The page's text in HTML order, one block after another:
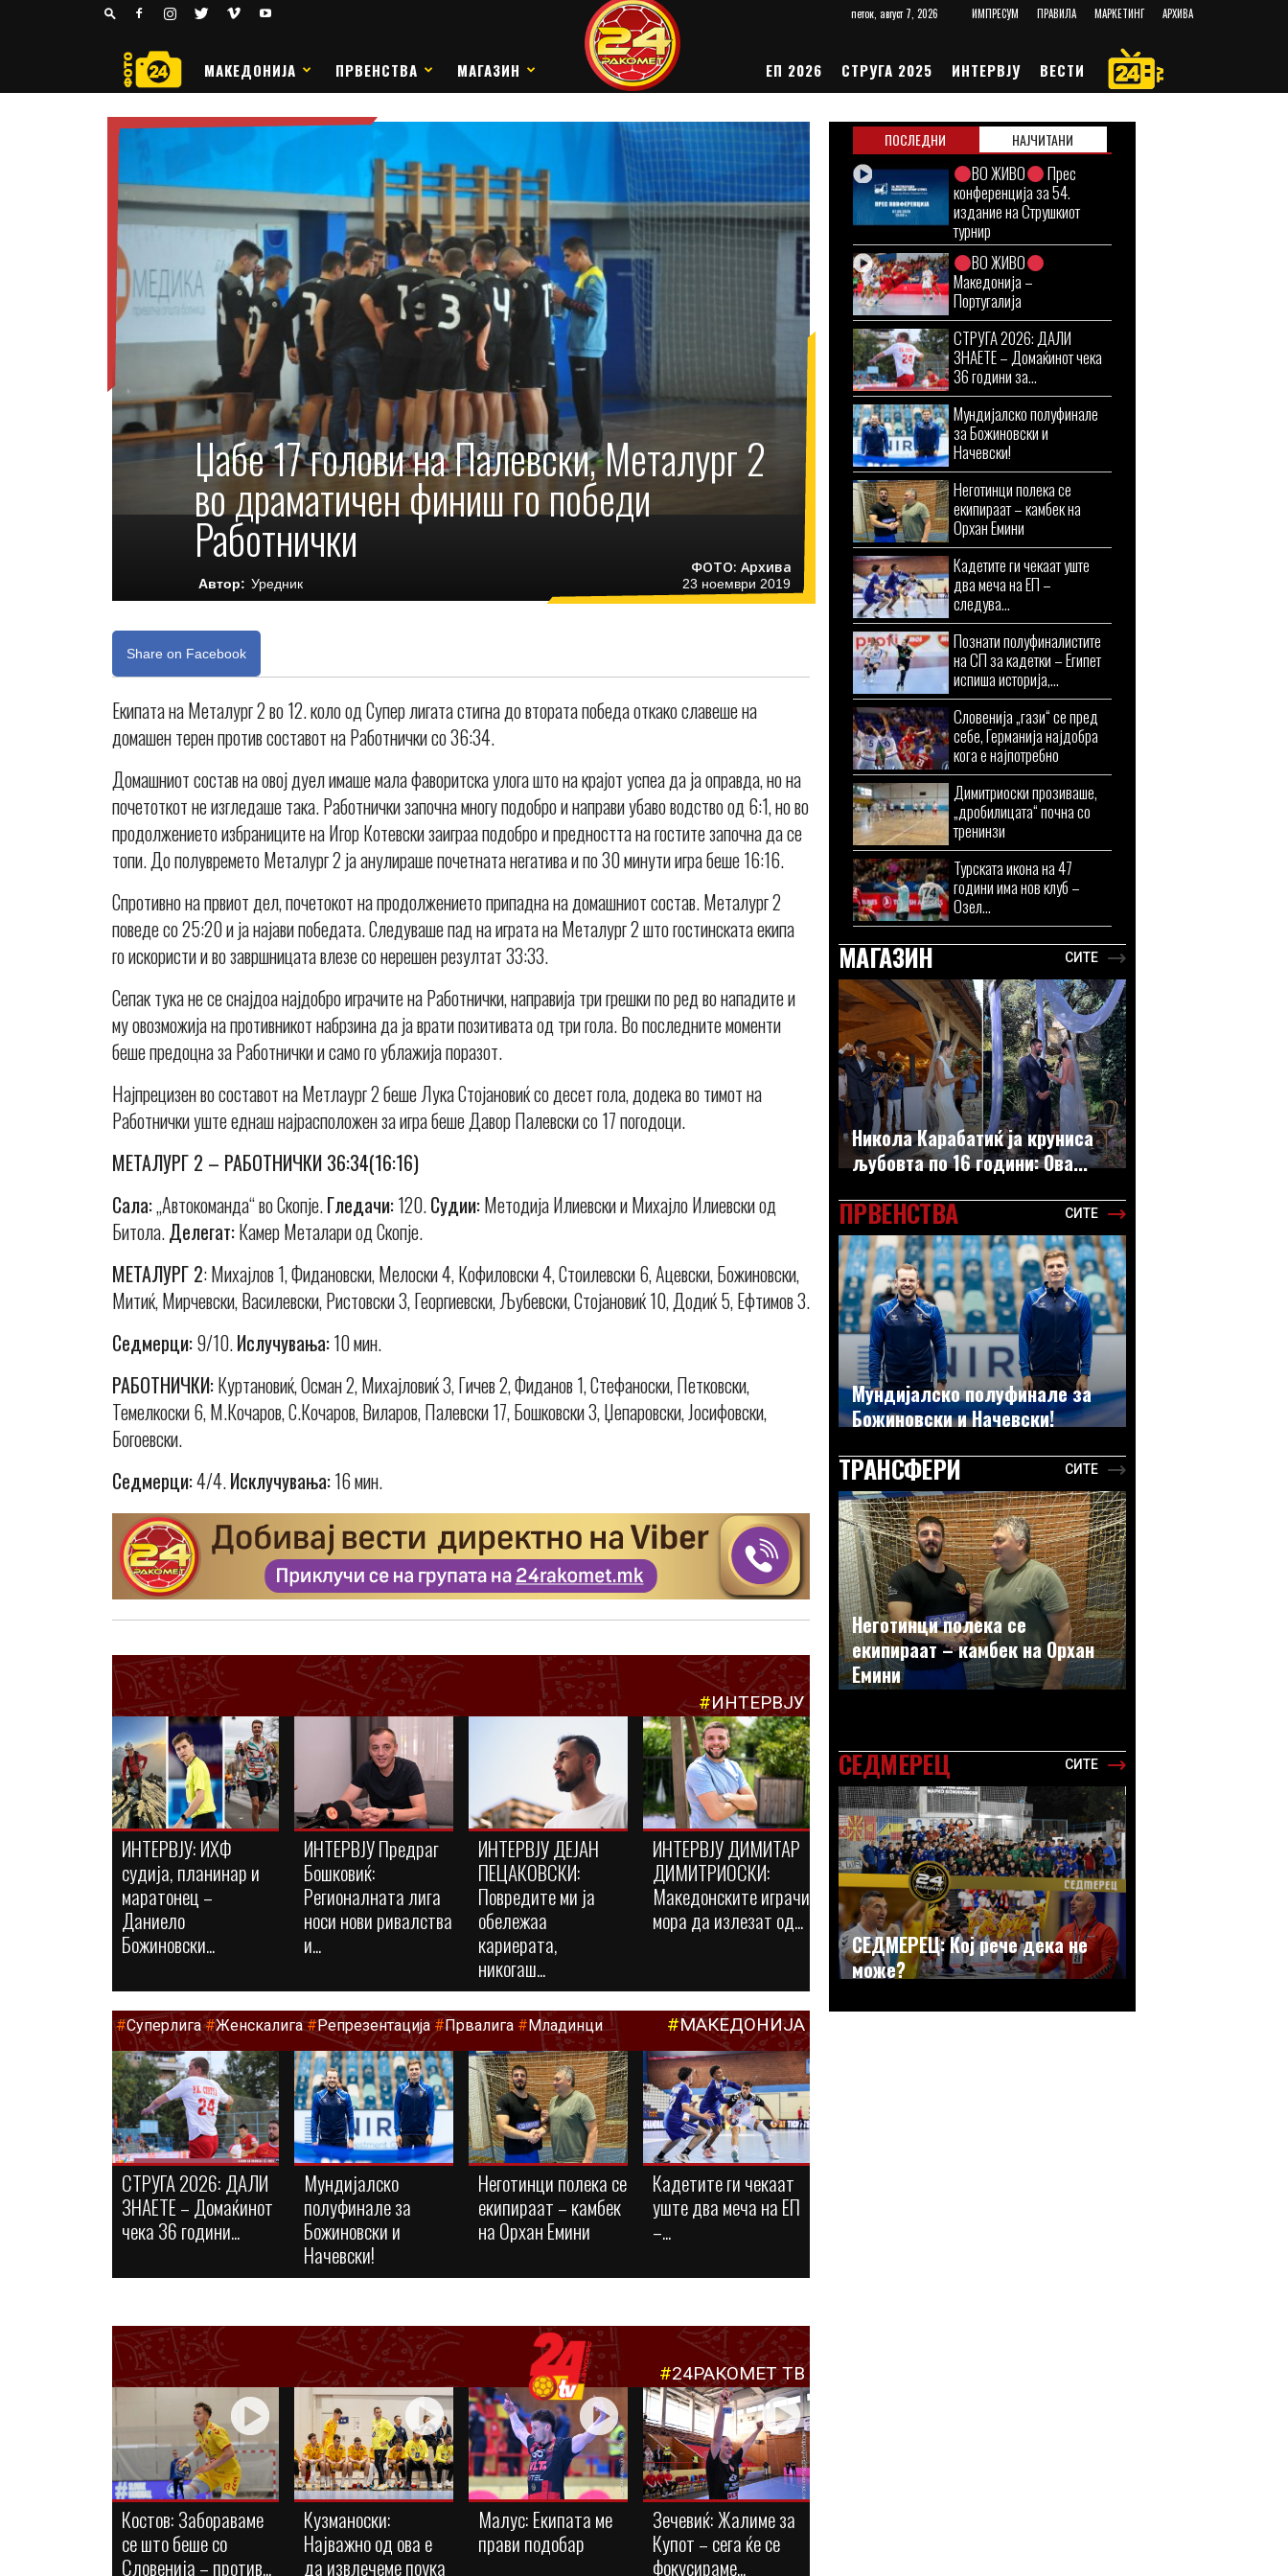
петок, август 7, 2026 ИМПРЕСУМ ПРАВИЛА МАРКЕТИНГ АРХИВА
РАКОМЕТ
МАКЕДОНИЈА ПРВЕНСТВА МАГАЗИН ЕП 2026 СТРУГА 2025 ИНТЕРВЈУ ВЕСТИ
Џабе 17 голови на Палевски, Металург 2
во драматичен финиш го победи
Работнички
Автор: Уредник 23 ноември 2019
ФОТО: Архива
Share on Facebook
Екипата на Металург 2 во 12. коло од Супер лигата стигна до втората победа откако славеше на
домашен терен против составот на Работнички со 36:34.
Домашниот состав на овој дуел имаше мала фаворитска улога што на крајот успеа да ја оправда, но на
почетоткот не изгледаше така. Работнички започна многу подобро и направи убаво водство од 6:1, но во
продолжението избраниците на Игор Котевски заиграа подобро и предността на гостите започна да се
топи. До полувремето Металург 2 ја анулираше почетната негатива и по 30 минути игра беше 16:16.
Спротивно на првиот дел, почетокот на продолжението припадна на домашниот состав. Металург 2
поведе со 25:20 и ја најави победата. Следуваше пад на играта на Металург 2 што гостинската екипа
го искористи и во завршницата влезе со нерешен резултат 33:33.
Сепак тука не се снајдоа најдобро играчите на Работнички, направија три грешки по ред во нападите и
му овозможија на противникот набрзина да ја врати позитивата од три гола. Во последните моменти
беше предоцна за Работнички и само го ублажија поразот.
Најпрецизен во составот на Метлаург 2 беше Лука Стојановиќ со десет гола, додека во тимот на
Работнички уште еднаш најрасположен за игра беше Давор Палевски со 17 погодоци.
МЕТАЛУРГ 2 – РАБОТНИЧКИ 36:34(16:16)
Сала:„Автокоманда“ во Скопје.Гледачи:120.Судии:Методија Илиевски и Михајло Илиевски од
Битола.Делегат:Камер Металари од Скопје.
МЕТАЛУРГ 2: Михајлов 1, Фидановски, Мелоски 4, Кофиловски 4, Стоилевски 6, Ацевски, Божиновски,
Митиќ, Мирчевски, Василевски, Ристовски 3, Георгиевски, Љубевски, Стојановиќ 10, Додиќ 5, Ефтимов 3.
Седмерци:9/10.Ислучувања:10 мин.
РАБОТНИЧКИ:Куртановиќ, Осман 2, Михајловиќ 3, Гичев 2, Фиданов 1, Стефаноски, Петковски,
Темелкоски 6, М.Кочаров, С.Кочаров, Виларов, Палевски 17, Бошковски 3, Џепаровски, Јосифовски,
Богоевски.
Седмерци:4/4.Исклучувања:16 мин.
#ИНТЕРВЈУ
ИНТЕРВЈУ: ИХФ
судија, планинар и
маратонец –
Даниело
Божиновски...
ИНТЕРВЈУ Предраг
Бошковиќ:
Регионалната лига
носи нови ривалства
и...
ИНТЕРВЈУ ДЕЈАН
ПЕЦАКОВСКИ:
Повредите ми ја
обележаа
кариерата,
никогаш...
ИНТЕРВЈУ ДИМИТАР
ДИМИТРИОСКИ:
Македонските играчи
мора да излезат од...
#Суперлига #Женскалига#Репрезентација #Првалига #Младинци #МАКЕДОНИЈА
СТРУГА 2026: ДАЛИ
ЗНАЕТЕ – Домаќинот
чека 36 години...
Мундијалско
полуфинале за
Божиновски и
Начевски!
Неготинци полека се
екипираат – камбек
на Орхан Емини
Кадетите ги чекаат
уште два меча на ЕП
–...
#24РАКОМЕТ ТВ
Костов: Забораваме
се што беше со
Словенија – против...
Кузманоски:
Најважно од ова е
да извлечеме поука
Малус: Eкипата ме
прави подобар
Зечевиќ: Жалиме за
Купот – сега ќе се
фокусираме...
ПОСЛЕДНИ НАЈЧИТАНИ
ВО ЖИВО
Прес
конференција за 54.
издание на Струшкиот
турнир
ВО ЖИВО
Македонија –
Португалија
СТРУГА 2026: ДАЛИ
ЗНАЕТЕ – Домаќинот чека
36 години за...
Мундијалско полуфинале
за Божиновски и
Начевски!
Неготинци полека се
екипираат – камбек на
Орхан Емини
Кадетите ги чекаат уште
два меча на ЕП –
следува...
Познати полуфиналистите
на СП за кадетки – Египет
испиша историја,...
Словенија „гази“ се пред
себе, Германија најдобра
кога е најпотребно
Димитриоски прозиваше,
„дробилицата“ почна со
тренинзи
Турската икона на 47
години има нов клуб –
Озел...
МАГАЗИН СИТЕ
Никола Карабатиќ ја круниса
љубовта по 16 години: Ова...
ПРВЕНСТВА СИТЕ
Мундијалско полуфинале за
Божиновски и Начевски!
ТРАНСФЕРИ СИТЕ
Неготинци полека се
екипираат – камбек на Орхан
Емини
СЕДМЕРЕЦ СИТЕ
СЕДМЕРЕЦ: Кој рече дека не
може?